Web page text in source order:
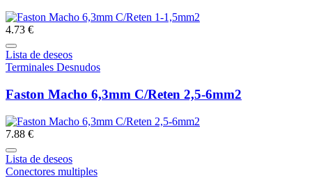
4.73 €
Lista de deseos
Terminales Desnudos
Faston Macho 6,3mm C/Reten 2,5-6mm2
7.88 €
Lista de deseos
Conectores multiples